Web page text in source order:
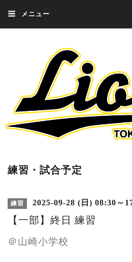
メニュー
練習・試合予定
練習 2025-09-28 (日) 08:30～
【一部】終日 練習
＠山崎小学校